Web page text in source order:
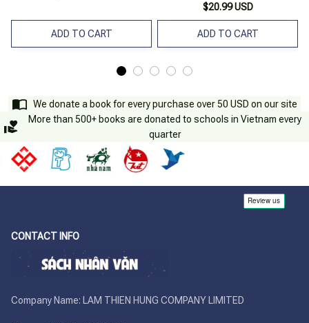
ADD TO CART
$20.99 USD
ADD TO CART
We donate a book for every purchase over 50 USD on our site
More than 500+ books are donated to schools in Vietnam every
quarter
CONTACT INFO
Company Name: LAM THIEN HUNG COMPANY LIMITED